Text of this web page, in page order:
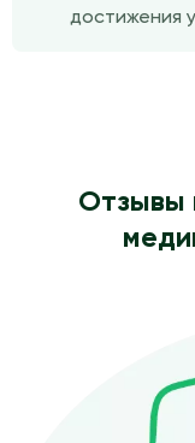
достижения
Отзывы